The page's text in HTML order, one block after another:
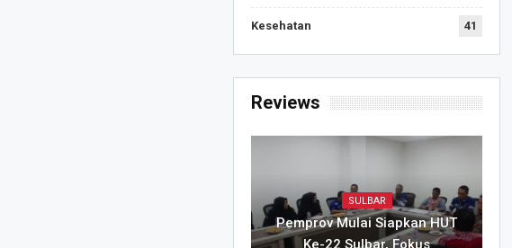
Kesehatan 41
Reviews
SULBAR
Pemprov Mulai Siapkan HUT
Ke-22 Sulbar, Fokus